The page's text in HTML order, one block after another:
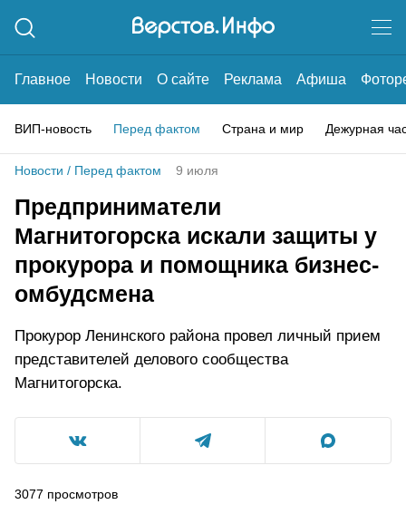
Главное Новости О сайте Реклама Афиша
ВИП-новость Перед фактом Страна и мир Дежурная
Новости / Перед фактом 9 июля
Предприниматели
Магнитогорска искали защиты у
прокурора и помощника бизнес-
омбудсмена
Прокурор Ленинского района провел личный прием
представителей делового сообщества
Магнитогорска.
3077 просмотров